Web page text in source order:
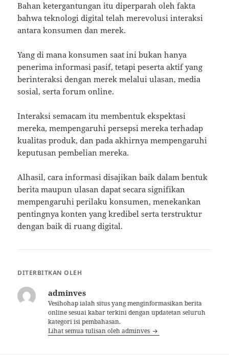
Bahan ketergantungan itu diperparah oleh fakta
bahwa teknologi digital telah merevolusi interaksi
antara konsumen dan merek.
Yang di mana konsumen saat ini bukan hanya
penerima informasi pasif, tetapi peserta aktif yang
berinteraksi dengan merek melalui ulasan, media
sosial, serta forum online.
Interaksi semacam itu membentuk ekspektasi
mereka, mempengaruhi persepsi mereka terhadap
kualitas produk, dan pada akhirnya mempengaruhi
keputusan pembelian mereka.
Alhasil, cara informasi disajikan baik dalam bentuk
berita maupun ulasan dapat secara signifikan
mempengaruhi perilaku konsumen, menekankan
pentingnya konten yang kredibel serta terstruktur
dengan baik di ruang digital.
DITERBITKAN OLEH
adminves
Vesihohap ialah situs yang menginformasikan berita
online sesuai kabar terkini dengan updatetan seluruh
kategori isi pembahasan.
Lihat semua tulisan oleh adminves